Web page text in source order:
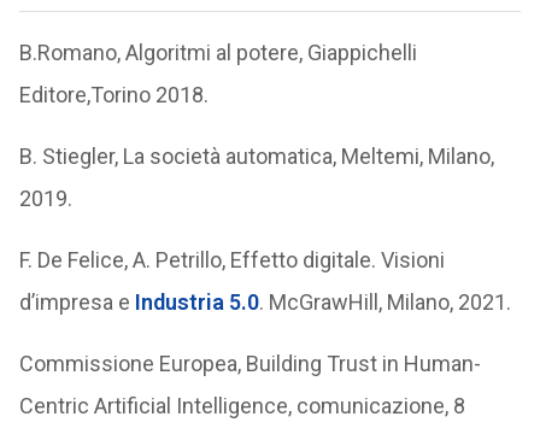
B.Romano, Algoritmi al potere, Giappichelli
Editore,Torino 2018.
B. Stiegler, La società automatica, Meltemi, Milano,
2019.
F. De Felice, A. Petrillo, Effetto digitale. Visioni
d’impresa e Industria 5.0. McGrawHill, Milano, 2021.
Commissione Europea, Building Trust in Human-
Centric Artificial Intelligence, comunicazione, 8